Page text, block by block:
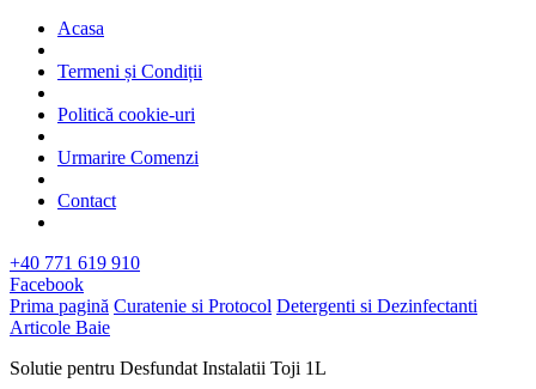
Acasa
Termeni și Condiții
Politică cookie-uri
Urmarire Comenzi
Contact
+40 771 619 910
Facebook
Prima pagină Curatenie si Protocol Detergenti si Dezinfectanti
Articole Baie
Solutie pentru Desfundat Instalatii Toji 1L